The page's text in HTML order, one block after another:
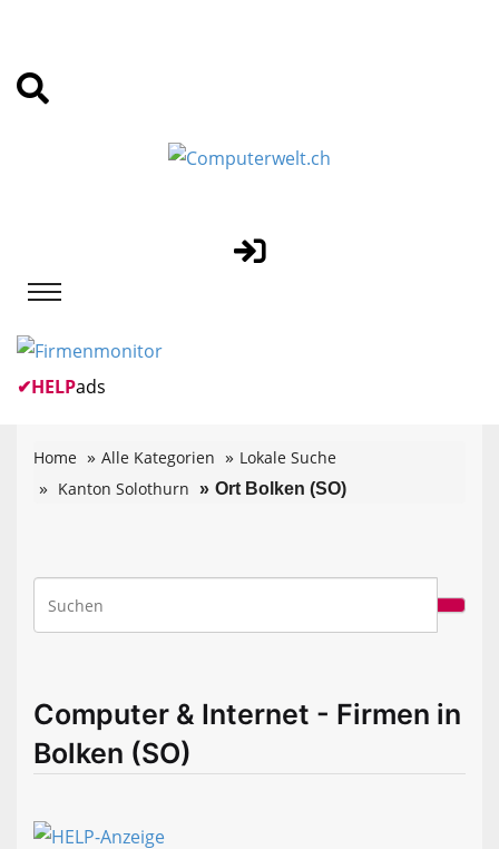
✔HELPads
Home Alle Kategorien
Lokale Suche
Kanton Solothurn
Ort Bolken (SO)
Computer & Internet - Firmen in
Bolken (SO)